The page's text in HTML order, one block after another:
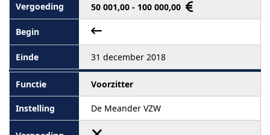
50 001,00 - 100 000,00
31 december 2018
Voorzitter
De Meander VZW